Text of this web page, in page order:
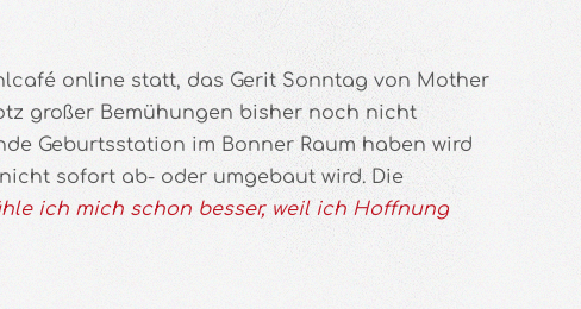
online statt, das Gerit Sonntag von Mother
großer Bemühungen bisher noch nicht
Geburtsstation im Bonner Raum haben wird
sofort ab- oder umgebaut wird. Die
ich mich schon besser, weil ich Hoffnung